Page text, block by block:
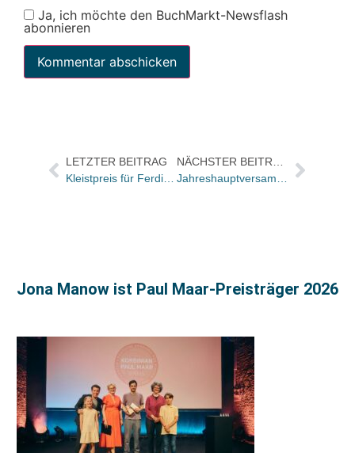
Ja, ich möchte den BuchMarkt-Newsflash
abonnieren
LETZTER BEITRAG
Kleistpreis für Ferdinand von Schirach
Jona Manow ist Paul Maar-Preisträger 2026